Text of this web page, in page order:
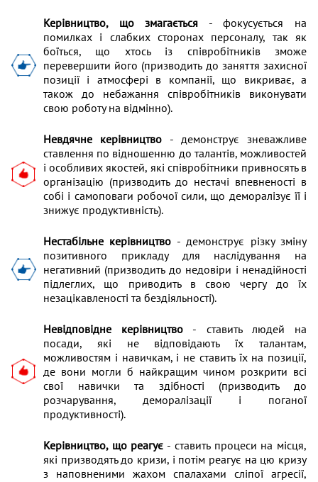
Керівництво, що змагається - фокусується на
помилках і слабких сторонах персоналу, так як
боїться, що хтось із співробітників зможе
перевершити його (призводить до заняття захисної
позиції і атмосфері в компанії, що викриває, а
також до небажання співробітників виконувати
свою роботу на відмінно).
Невдячне керівництво - демонструє зневажливе
ставлення по відношенню до талантів, можливостей
і особливих якостей, які співробітники привносять в
організацію (призводить до нестачі впевненості в
собі і самоповаги робочої сили, що деморалізує її і
знижує продуктивність).
Нестабільне керівництво - демонструє різку зміну
позитивного прикладу для наслідування на
негативний (призводить до недовіри і ненадійності
підлеглих, що приводить в свою чергу до їх
незацікавленості та бездіяльності).
Невідповідне керівництво - ставить людей на
посади, які не відповідають їх талантам,
можливостям і навичкам, і не ставить їх на позиції,
де вони могли б найкращим чином розкрити всі
свої навички та здібності (призводить до
розчарування, деморалізації і поганої
продуктивності).
Керівництво, що реагує - ставить процеси на місця,
які призводять до кризи, і потім реагує на цю кризу
з наповненими жахом спалахами сліпої агресії,